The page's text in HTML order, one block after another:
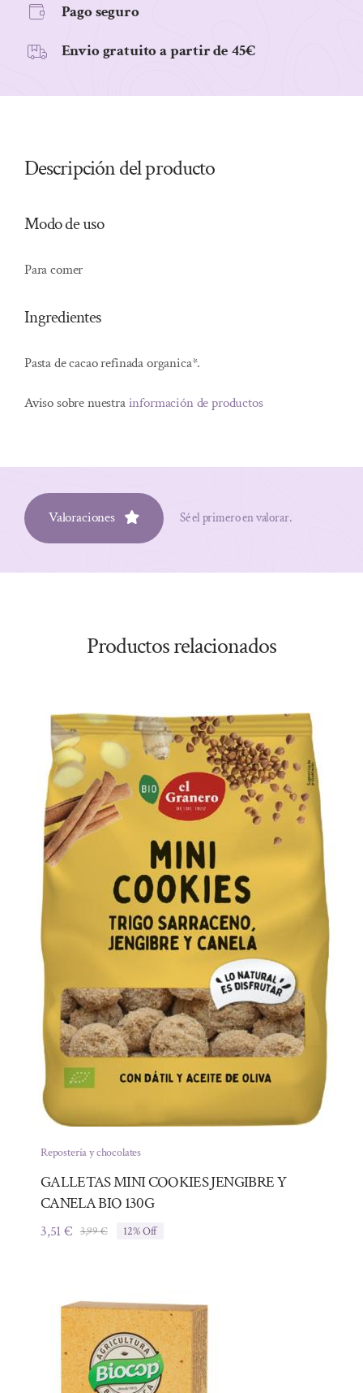
cantidad
Pago seguro
Envio gratuito a partir de 45€
Descripción del producto
Modo de uso
Para comer
Ingredientes
Pasta de cacao refinada organica*.
Aviso sobre nuestrainformación de productos
Valoraciones Sé el primero en valorar.
Productos relacionados
Repostería y chocolates
GALLETAS MINI COOKIES JENGIBRE Y
CANELA BIO 130G
3,99€El
3,99 €.
3,51€
El
3,51 €.
12% Off